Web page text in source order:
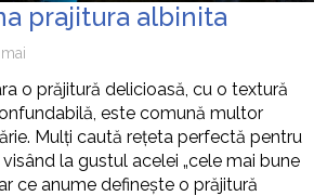
prajitura albinita
o prăjitură delicioasă, cu o textură
este comună multor
Mulți caută rețeta perfectă pentru
la gustul acelei „cele mai bune
ce anume definește o prăjitură